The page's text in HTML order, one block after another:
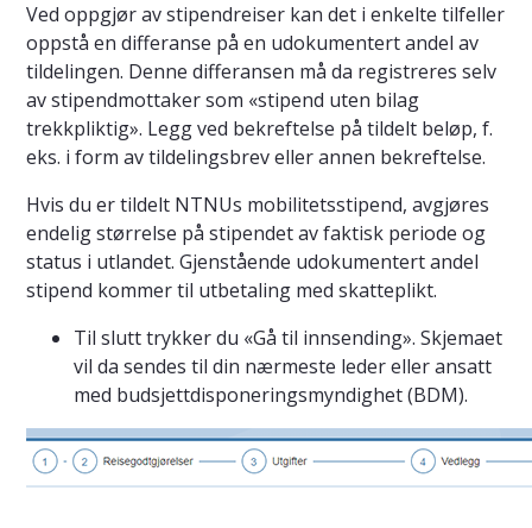
Ved oppgjør av stipendreiser kan det i enkelte tilfeller
oppstå en differanse på en udokumentert andel av
tildelingen. Denne differansen må da registreres selv
av stipendmottaker som «stipend uten bilag
trekkpliktig». Legg ved bekreftelse på tildelt beløp, f.
eks. i form av tildelingsbrev eller annen bekreftelse.
Hvis du er tildelt NTNUs mobilitetsstipend, avgjøres
endelig størrelse på stipendet av faktisk periode og
status i utlandet. Gjenstående udokumentert andel
stipend kommer til utbetaling med skatteplikt.
Til slutt trykker du «Gå til innsending». Skjemaet
vil da sendes til din nærmeste leder eller ansatt
med budsjettdisponeringsmyndighet (BDM).